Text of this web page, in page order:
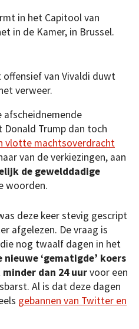
in het Capitool van
in de Kamer, in Brussel.
offensief van Vivaldi duwt
verweer.
afscheidnemende
Donald Trump dan toch
vlotte machtsoverdracht
van de verkiezingen, aan
de gewelddadige
woorden.
deze keer stevig gescript
afgelezen. De vraag is
nog twaalf dagen in het
nieuwe ‘gematigde’ koers
dan 24 uurvoor een
Al is dat deze dagen
gebannen van Twitter en